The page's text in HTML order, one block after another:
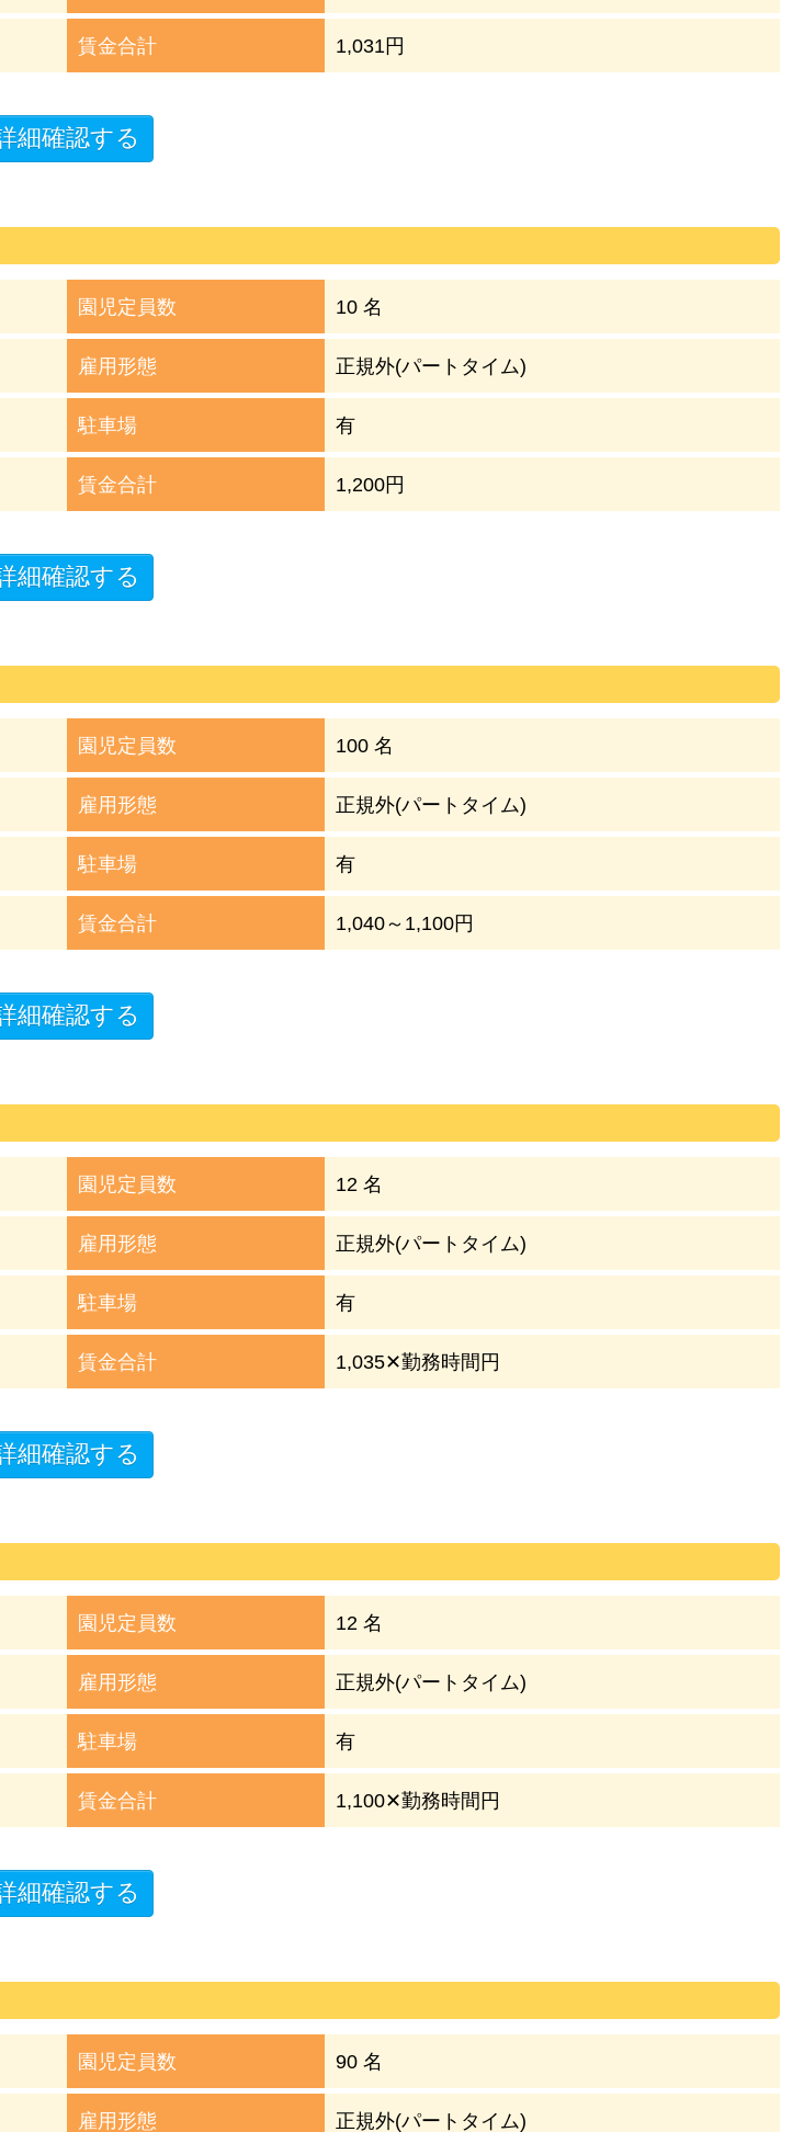
賃金合計 1,031円
園児定員数 10 名
雇用形態 正規外(パートタイム)
駐車場 有
賃金合計 1,200円
園児定員数 100 名
雇用形態 正規外(パートタイム)
駐車場 有
賃金合計 1,040～1,100円
園児定員数 12 名
雇用形態 正規外(パートタイム)
駐車場 有
賃金合計 1,035✕勤務時間円
園児定員数 12 名
雇用形態 正規外(パートタイム)
駐車場 有
賃金合計 1,100✕勤務時間円
園児定員数 90 名
雇用形態 正規外(パートタイム)